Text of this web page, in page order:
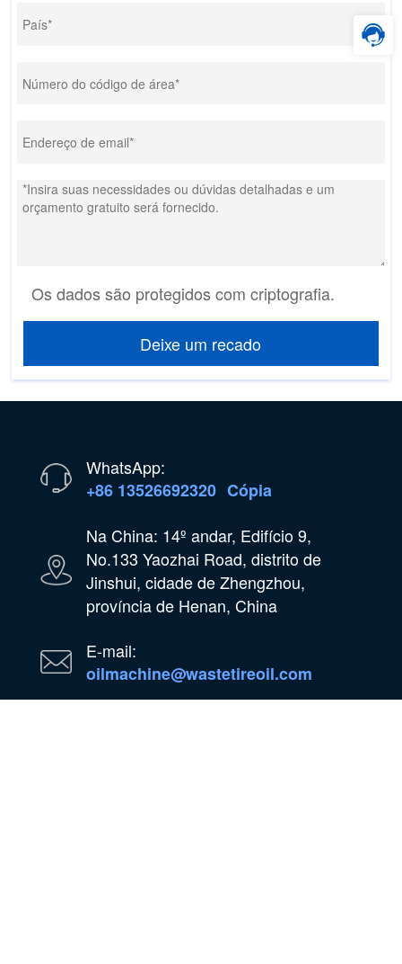
Os dados são protegidos com criptografia.
Deixe um recado
WhatsApp:
+86 13526692320 Cópia
Na China: 14º andar, Edifício 9,
No.133 Yaozhai Road, distrito de
Jinshui, cidade de Zhengzhou,
província de Henan, China
E-mail:
oilmachine@wastetireoil.com